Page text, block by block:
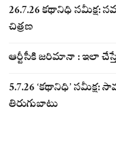
26.7.26 కథానిధి
చిత్రణ
ఆర్టీసీకి జరిమానా : ఇలా చేస్తే
5.7.26 ‘కథానిధి’ సమీక్ష:
తిరుగుబాటు